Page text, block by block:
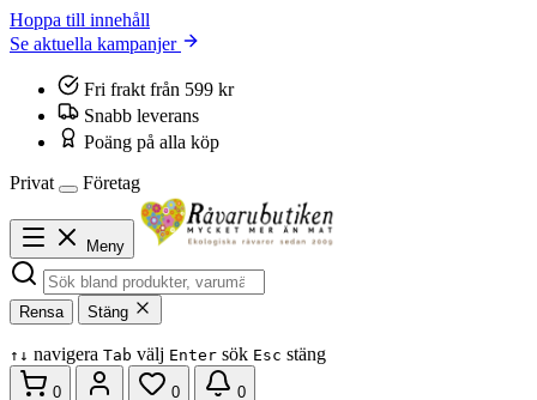
Hoppa till innehåll
Se aktuella kampanjer
Fri frakt från 599 kr
Snabb leverans
Poäng på alla köp
Privat
Företag
Meny
Rensa Stäng
↑ ↓ navigera Tab välj Enter sök Esc stäng
0 0 0